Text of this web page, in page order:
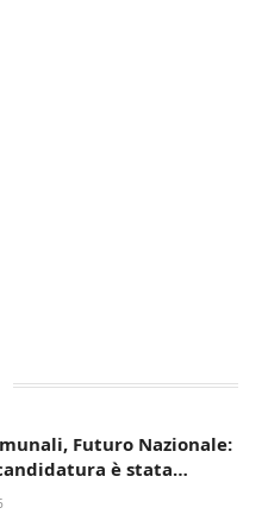
Futuro Nazionale:
è stata